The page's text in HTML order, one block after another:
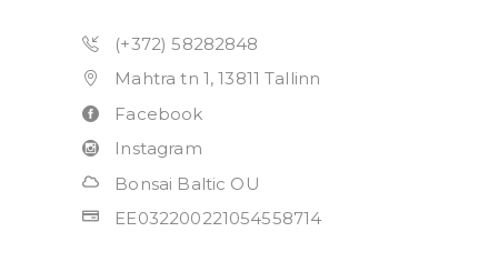
(+372) 58282848
Mahtra tn 1, 13811 Tallinn
Facebook
Instagram
Bonsai Baltic OU
EE032200221054558714